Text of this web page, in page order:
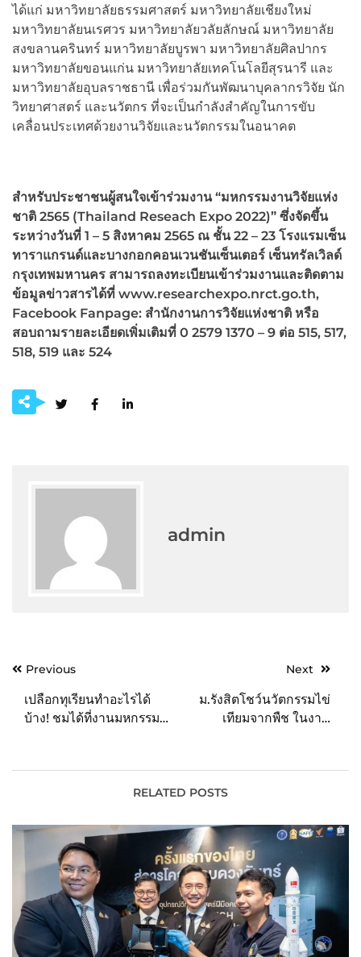
ได้แก่ มหาวิทยาลัยธรรมศาสตร์ มหาวิทยาลัยเชียงใหม่
มหาวิทยาลัยนเรศวร มหาวิทยาลัยวลัยลักษณ์ มหาวิทยาลัย
สงขลานครินทร์ มหาวิทยาลัยบูรพา มหาวิทยาลัยศิลปากร
มหาวิทยาลัยขอนแก่น มหาวิทยาลัยเทคโนโลยีสุรนารี และ
มหาวิทยาลัยอุบลราชธานี เพื่อร่วมกันพัฒนาบุคลากรวิจัย นัก
วิทยาศาสตร์ และนวัตกร ที่จะเป็นกำลังสำคัญในการขับ
เคลื่อนประเทศด้วยงานวิจัยและนวัตกรรมในอนาคต
สำหรับประชาชนผู้สนใจเข้าร่วมงาน “มหกรรมงานวิจัยแห่ง
ชาติ 2565 (Thailand Reseach Expo 2022)” ซึ่งจัดขึ้น
ระหว่างวันที่ 1 – 5 สิงหาคม 2565 ณ ชั้น 22 – 23 โรงแรมเซ็น
ทาราแกรนด์และบางกอกคอนเวนชันเซ็นเตอร์ เซ็นทรัลเวิลด์
กรุงเทพมหานคร สามารถลงทะเบียนเข้าร่วมงานและติดตาม
ข้อมูลข่าวสารได้ที่ www.researchexpo.nrct.go.th,
Facebook Fanpage: สำนักงานการวิจัยแห่งชาติ หรือ
สอบถามรายละเอียดเพิ่มเติมที่ 0 2579 1370 – 9 ต่อ 515, 517,
518, 519 และ 524
admin
PostPrevious
เปลือกทุเรียนทำอะไรได้
บ้าง! ชมได้ที่งานมหกรรม
Next
ม.รังสิตโชว์นวัตกรรมไข่
เทียมจากพืช ในงาน
RELATED POSTS